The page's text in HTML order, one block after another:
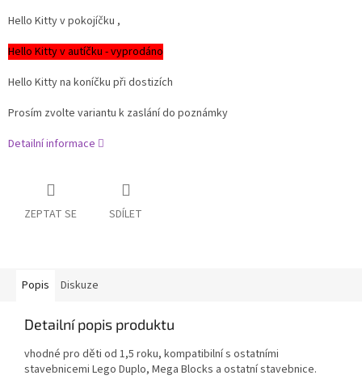
Hello Kitty v pokojíčku ,
Hello Kitty v autíčku - vyprodáno
Hello Kitty na koníčku při dostizích
Prosím zvolte variantu k zaslání do poznámky
Detailní informace
ZEPTAT SE SDÍLET
Popis Diskuze
Detailní popis produktu
vhodné pro děti od 1,5 roku, kompatibilní s ostatními
stavebnicemi Lego Duplo, Mega Blocks a ostatní stavebnice.